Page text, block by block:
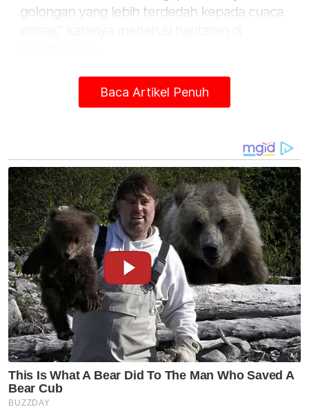
golongan yang lebih terdedah kepada cuaca
Ahmad Zahid turut menyeru orang ramai
agar mendapatkan maklumat cuaca terkini
Beliau berkata persediaan awal dan tindakan
yang bertanggungjawab daripada semua
pihak amat penting bagi mengurangkan
Baca Artikel Penuh